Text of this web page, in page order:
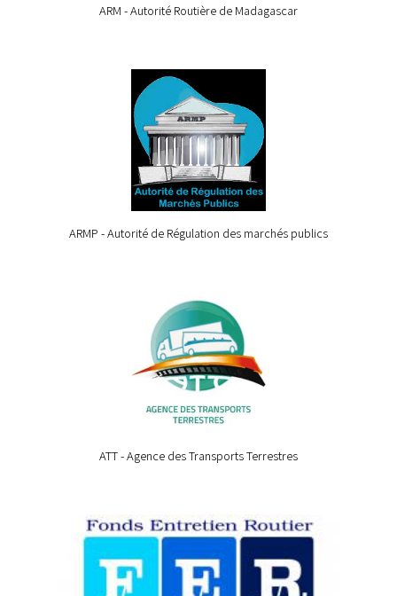
ARM - Autorité Routière de Madagascar
ARMP - Autorité de Régulation des marchés publics
ATT - Agence des Transports Terrestres